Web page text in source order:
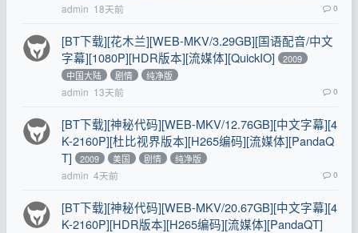
admin 18天前 0
[BT下载][花木兰][WEB-MKV/3.29GB][国语配音/中文
字幕][1080P][HDR版本][流媒体][QuickIO]
2009
中国大陆
剧情 纯净版
admin 13天前 0
[BT下载][神秘代码][WEB-MKV/12.76GB][中文字幕][4
K-2160P][杜比视界版本][H265编码][流媒体][PandaQ
T]
2009 美国 剧情 纯净版
admin 4天前 0
[BT下载][神秘代码][WEB-MKV/20.67GB][中文字幕][4
K-2160P][HDR版本][H265编码][流媒体][PandaQT]